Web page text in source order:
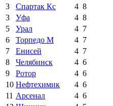
3
Спартак Кс 4 8
3
Уфа 4 8
5
Урал 4 7
6
Торпедо М 4 7
7
Енисей 4 7
8
Челябинск 4 6
9
Ротор 4 6
10 Нефтехимик 4 6
11 Арсенал 4 6